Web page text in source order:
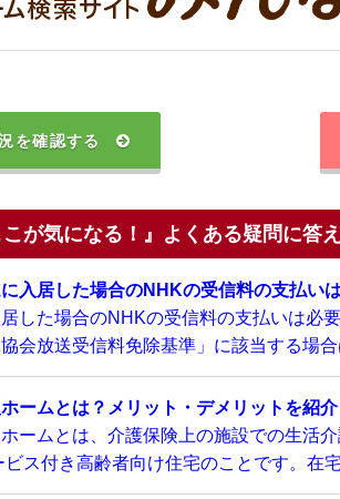
を確認する
が気になる！』よくある疑問に答え
入居した場合のNHKの受信料の支払い
した場合のNHKの受信料の支払いは必
会放送受信料免除基準」に該当する場
ームとは？メリット・デメリットを紹介
ームとは、介護保険上の施設での生活
ビス付き高齢者向け住宅のことです。在